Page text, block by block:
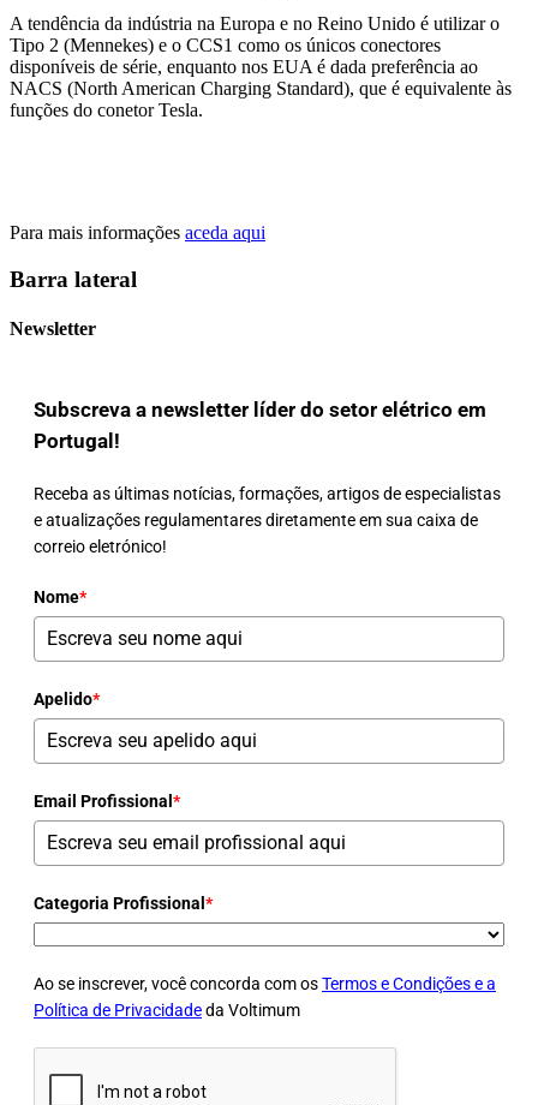
A tendência da indústria na Europa e no Reino Unido é utilizar o
Tipo 2 (Mennekes) e o CCS1 como os únicos conectores
disponíveis de série, enquanto nos EUA é dada preferência ao
NACS (North American Charging Standard), que é equivalente às
funções do conetor Tesla.
Para mais informações aceda aqui
Barra lateral
Newsletter
Subscreva a newsletter líder do setor elétrico em
Portugal!
Receba as últimas notícias, formações, artigos de especialistas
e atualizações regulamentares diretamente em sua caixa de
correio eletrónico!
Nome*
Apelido*
Email Profissional *
Categoria Profissional *
Ao se inscrever, você concorda com osTermos e Condições e a
Política de Privacidadeda Voltimum